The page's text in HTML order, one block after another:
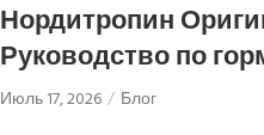
Нордитропин
Руководство по
Июль 17, 2026 Блог